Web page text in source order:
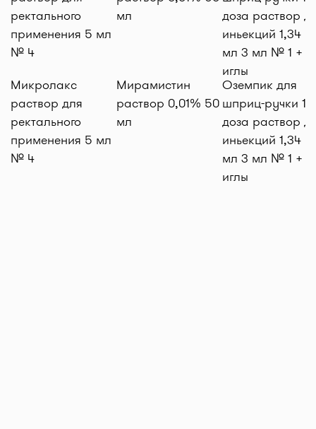
Микролакс
раствор для
ректального
применения 5 мл
№ 4
Мирамистин
раствор 0,01% 50
мл
Оземпик для
шприц-ручки 1
доза раствор
иньекций 1,34
мл 3 мл № 1 + 4
иглы